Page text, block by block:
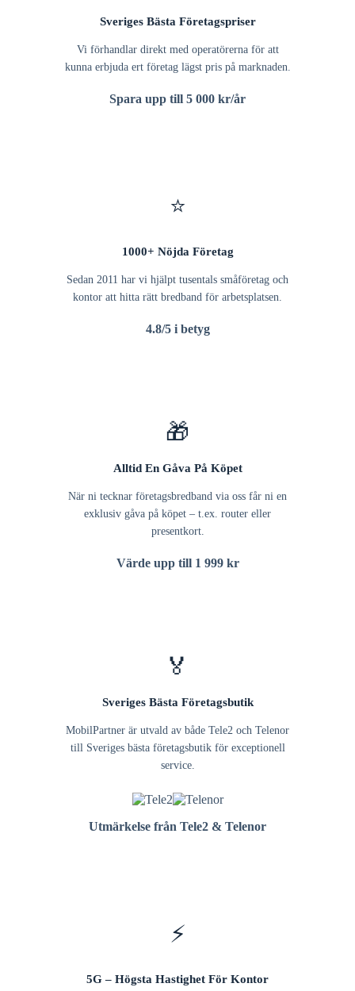
Sveriges Bästa Företagspriser
Vi förhandlar direkt med operatörerna för att
kunna erbjuda ert företag lägst pris på marknaden.
Spara upp till 5 000 kr/år
⭐
1000+ Nöjda Företag
Sedan 2011 har vi hjälpt tusentals småföretag och
kontor att hitta rätt bredband för arbetsplatsen.
4.8/5 i betyg
🎁
Alltid En Gåva På Köpet
När ni tecknar företagsbredband via oss får ni en
exklusiv gåva på köpet – t.ex. router eller
presentkort.
Värde upp till 1 999 kr
🏅
Sveriges Bästa Företagsbutik
MobilPartner är utvald av både Tele2 och Telenor
till Sveriges bästa företagsbutik för exceptionell
service.
Utmärkelse från Tele2 & Telenor
⚡
5G – Högsta Hastighet För Kontor